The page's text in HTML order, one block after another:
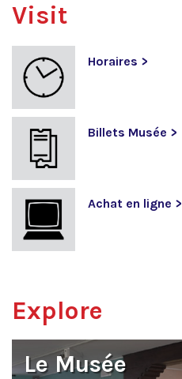
Visit
Horaires >
Billets Musée >
Achat en ligne >
Explore
Le Musée